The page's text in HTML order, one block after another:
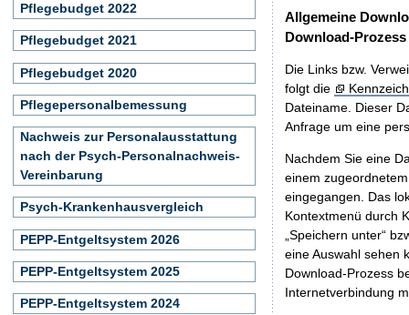
Allgemeine
Download-Prozess
Die Links bzw.
folgt die
Dateiname. Dieser
Anfrage um eine
Nachdem Sie eine
einem
eingegangen. Das
Kontextmenü durch
„Speichern unter“
eine Auswahl sehen
Download-Prozess
Internetverbindung
Pflegebudget 2022
Pflegebudget 2021
Pflegebudget 2020
Pflegepersonalbemessung
Nachweis zur Personalausstattung
nach der Psych-Personalnachweis-
Vereinbarung
Psych-Krankenhausvergleich
PEPP-Entgeltsystem 2026
PEPP-Entgeltsystem 2025
PEPP-Entgeltsystem 2024